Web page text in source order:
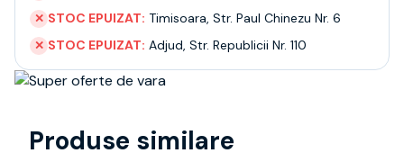
✕ STOC EPUIZAT: Timisoara, Str. Paul Chinezu Nr. 6
✕ STOC EPUIZAT: Adjud, Str. Republicii Nr. 110
Produse similare